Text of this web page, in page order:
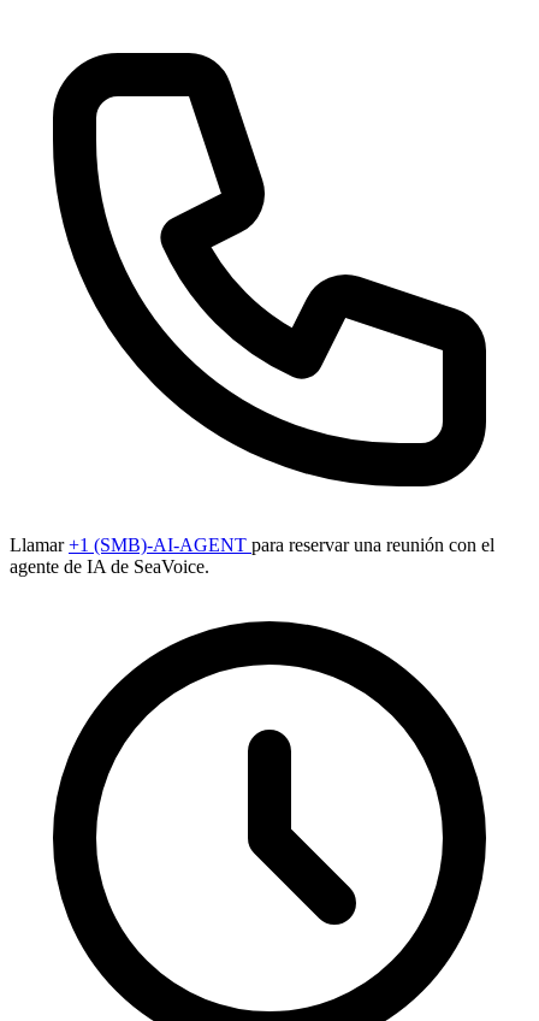
Llamar+1 (SMB)-AI-AGENT para reservar una reunión con el
agente de IA de SeaVoice.